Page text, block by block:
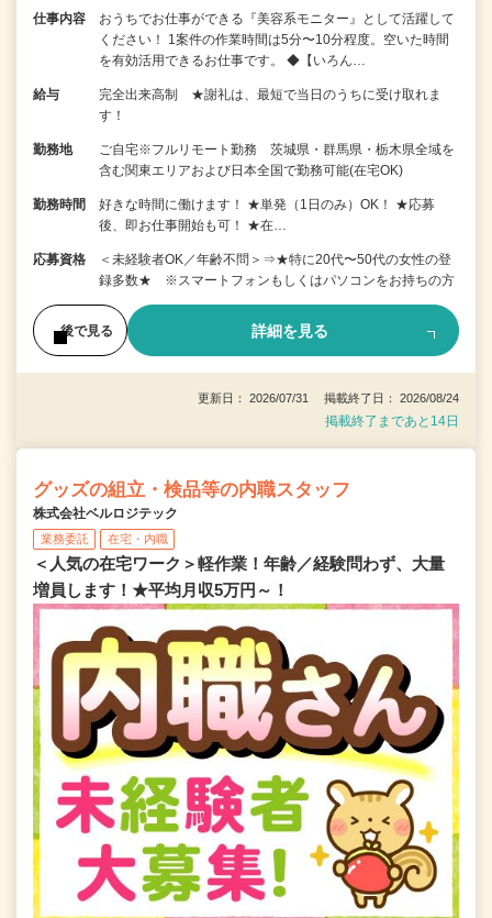
仕事内容
おうちでお仕事ができる『美容系モニター』として活躍して
ください！ 1案件の作業時間は5分〜10分程度。空いた時間
を有効活用できるお仕事です。 ◆【いろん…
給与
完全出来高制 ★謝礼は、最短で当日のうちに受け取れま
す！
勤務地
ご自宅※フルリモート勤務 茨城県・群馬県・栃木県全域を
含む関東エリアおよび日本全国で勤務可能(在宅OK)
勤務時間
好きな時間に働けます！ ★単発（1日のみ）OK！ ★応募
後、即お仕事開始も可！ ★在…
応募資格
＜未経験者OK／年齢不問＞⇒★特に20代〜50代の女性の登
録多数★ ※スマートフォンもしくはパソコンをお持ちの方
後で見る 詳細を見る
更新日： 2026/07/31 掲載終了日： 2026/08/24
掲載終了まであと14日
グッズの組立・検品等の内職スタッフ
株式会社ベルロジテック
業務委託 在宅・内職
＜人気の在宅ワーク＞軽作業！年齢／経験問わず、大量
増員します！★平均月収5万円～！